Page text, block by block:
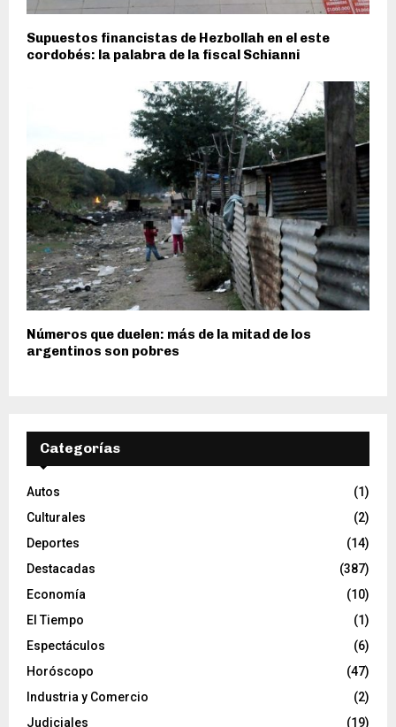
Supuestos financistas de Hezbollah en el este
cordobés: la palabra de la fiscal Schianni
Números que duelen: más de la mitad de los
argentinos son pobres
Categorías
Autos
(1)
Culturales
(2)
Deportes
(14)
Destacadas
(387)
Economía
(10)
El Tiempo
(1)
Espectáculos
(6)
Horóscopo
(47)
Industria y Comercio
(2)
Judiciales
(19)